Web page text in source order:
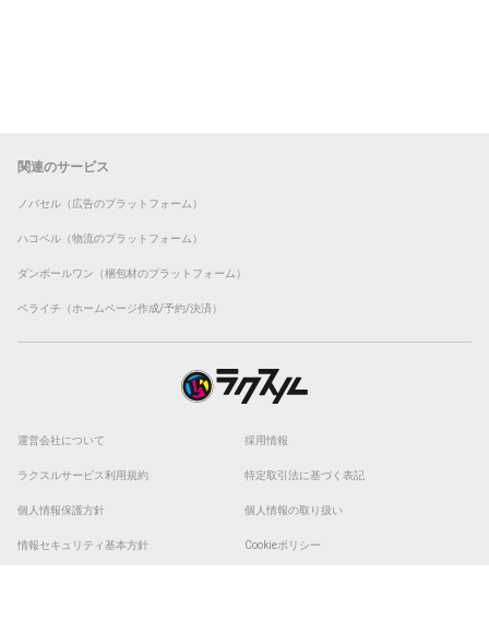
関連のサービス
ノバセル（広告のプラットフォーム）
ハコベル（物流のプラットフォーム）
ダンボールワン（梱包材のプラットフォーム）
ペライチ（ホームページ作成/予約/決済）
運営会社について 採用情報
ラクスルサービス利用規約 特定取引法に基づく表記
個人情報保護方針 個人情報の取り扱い
情報セキュリティ基本方針 Cookieポリシー